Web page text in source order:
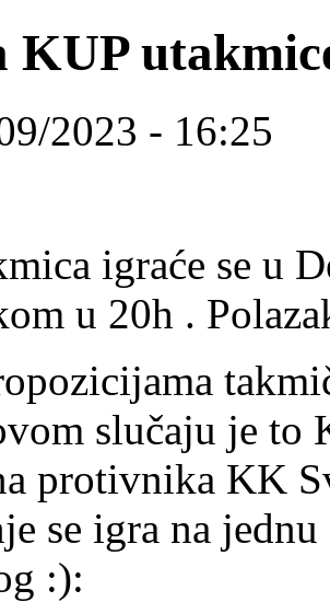
KUP
2023 - 16:25
igraće se u
u 20h .
slučaju je
protivnika KK
se igra na
:):